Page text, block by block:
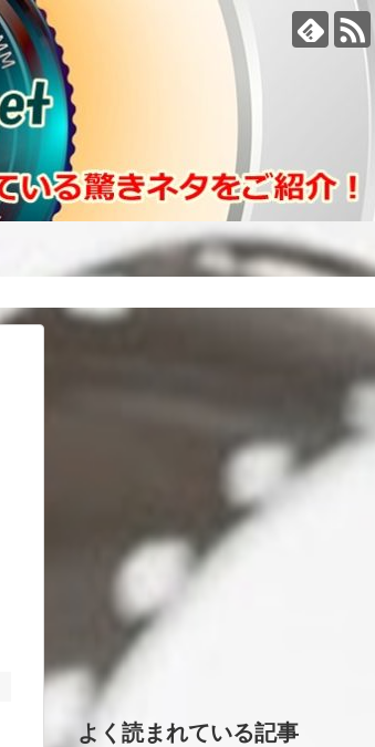
よく読まれている記事